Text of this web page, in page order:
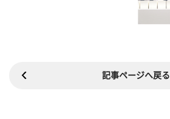
記事ページへ戻る